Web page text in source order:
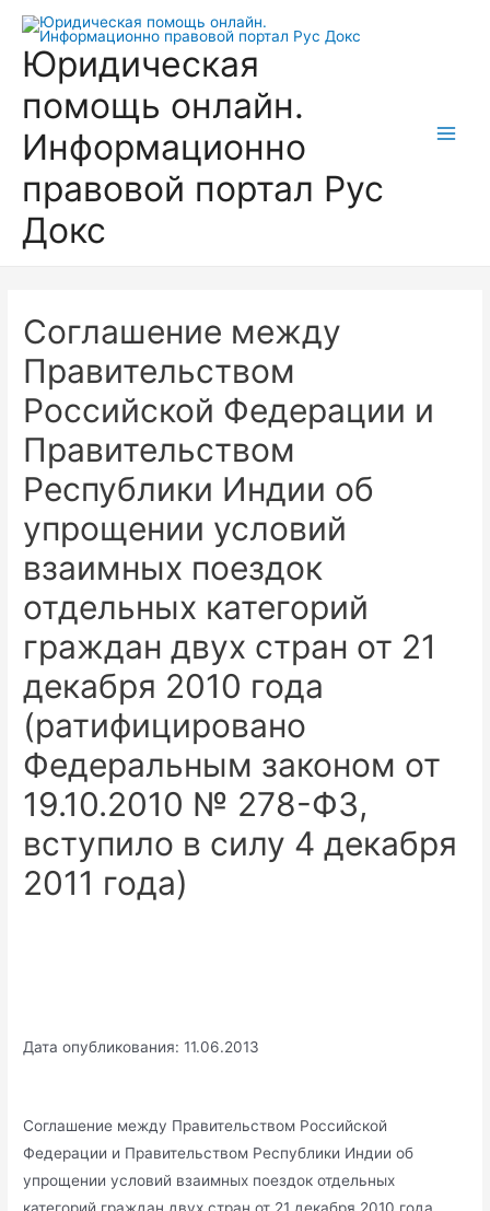
Перейти
содержимому
Юридическая
помощь онлайн.
Информационно
правовой портал Рус
Докс
Соглашение между
Правительством
Российской Федерации и
Правительством
Республики Индии об
упрощении условий
взаимных поездок
отдельных категорий
граждан двух стран от 21
декабря 2010 года
(ратифицировано
Федеральным законом от
19.10.2010 № 278-ФЗ,
вступило в силу 4 декабря
2011 года)
Дата опубликования: 11.06.2013
Соглашение между Правительством Российской
Федерации и Правительством Республики Индии об
упрощении условий взаимных поездок отдельных